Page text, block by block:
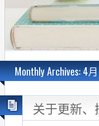
Monthly Archives: 4
关于更新